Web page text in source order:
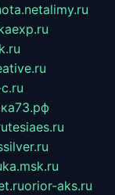
alimy.ru
tesiaes.ru
orior-aks.ru